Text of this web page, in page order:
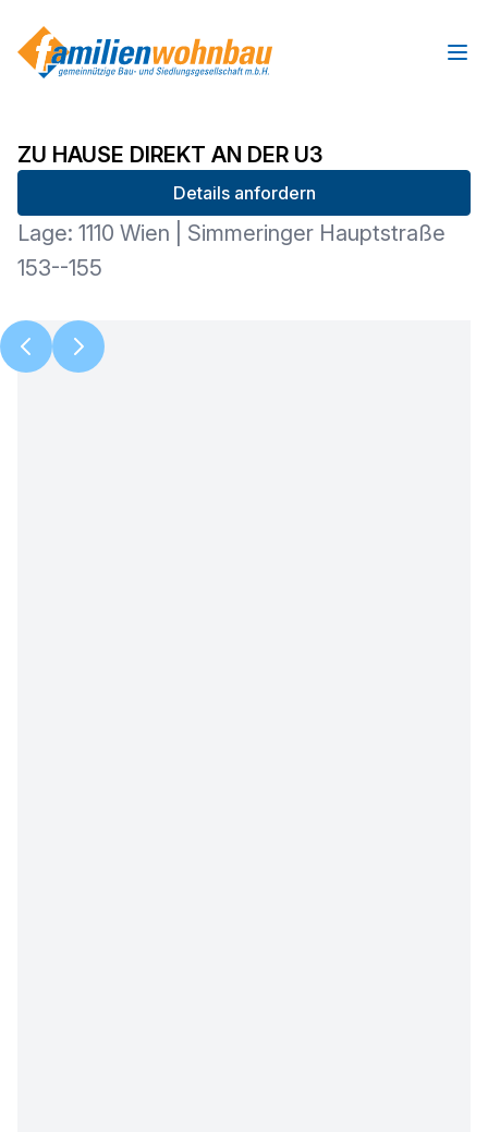
ZU HAUSE DIREKT AN DER U3
Details anfordern
Lage: 1110 Wien | Simmeringer Hauptstraße
153--155